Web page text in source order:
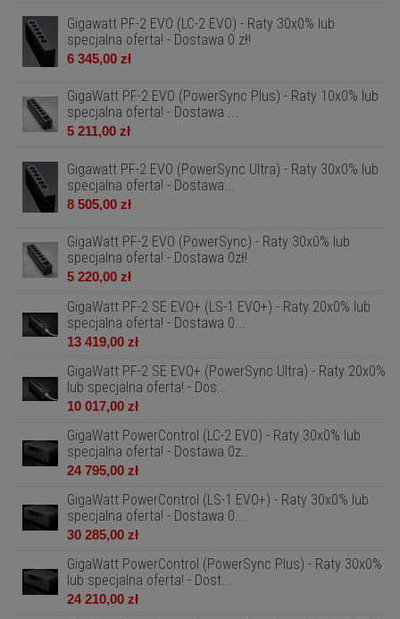
Gigawatt PF-2 EVO (LC-2 EVO) - Raty 30x0% lub
specjalna oferta! - Dostawa 0 zł!
6 345,00 zł
GigaWatt PF-2 EVO (PowerSync Plus) - Raty 10x0% lub
specjalna oferta! - Dostawa ...
5 211,00 zł
Gigawatt PF-2 EVO (PowerSync Ultra) - Raty 30x0% lub
specjalna oferta! - Dostawa...
8 505,00 zł
GigaWatt PF-2 EVO (PowerSync) - Raty 30x0% lub
specjalna oferta! - Dostawa 0zł!
5 220,00 zł
GigaWatt PF-2 SE EVO+ (LS-1 EVO+) - Raty 20x0% lub
specjalna oferta! - Dostawa 0...
13 419,00 zł
GigaWatt PF-2 SE EVO+ (PowerSync Ultra) - Raty 20x0%
lub specjalna oferta! - Dos...
10 017,00 zł
GigaWatt PowerControl (LC-2 EVO) - Raty 30x0% lub
specjalna oferta! - Dostawa 0z...
24 795,00 zł
GigaWatt PowerControl (LS-1 EVO+) - Raty 30x0% lub
specjalna oferta! - Dostawa 0...
30 285,00 zł
GigaWatt PowerControl (PowerSync Plus) - Raty 30x0%
lub specjalna oferta! - Dost...
24 210,00 zł